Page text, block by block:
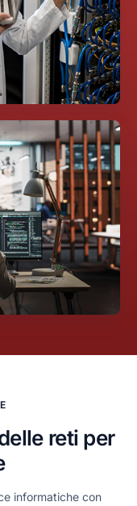
E
reti per
informatiche con